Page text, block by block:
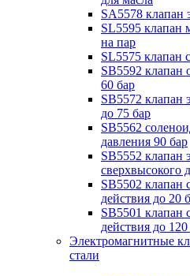
SA5578 клапан
SL5595 клапан
на пар
SL5575 клапан
SB5592 клапан
60 бар
SB5572 клапан
до 75 бар
SB5562
давления 90 бар
SB5552 клапан
сверхвысокого
SB5502 клапан
действия до 20
SB5501 клапан
действия до 120
Электромагнитные
стали